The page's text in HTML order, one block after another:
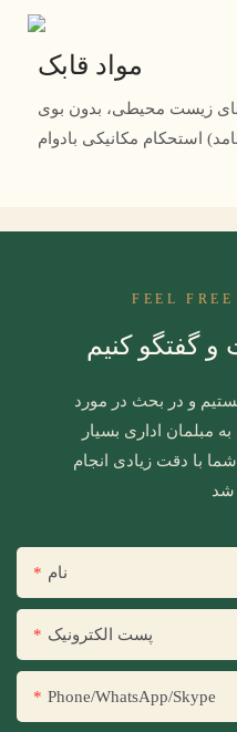
مواد قابک
زیست محیطی، بدون بوی
FEEL
و گفتگو کنیم
و در بحث در مورد
مبلمان اداری بسیار
با دقت زیادی انجام
نام
پست الکترونیک
Phone/WhatsApp/Skype